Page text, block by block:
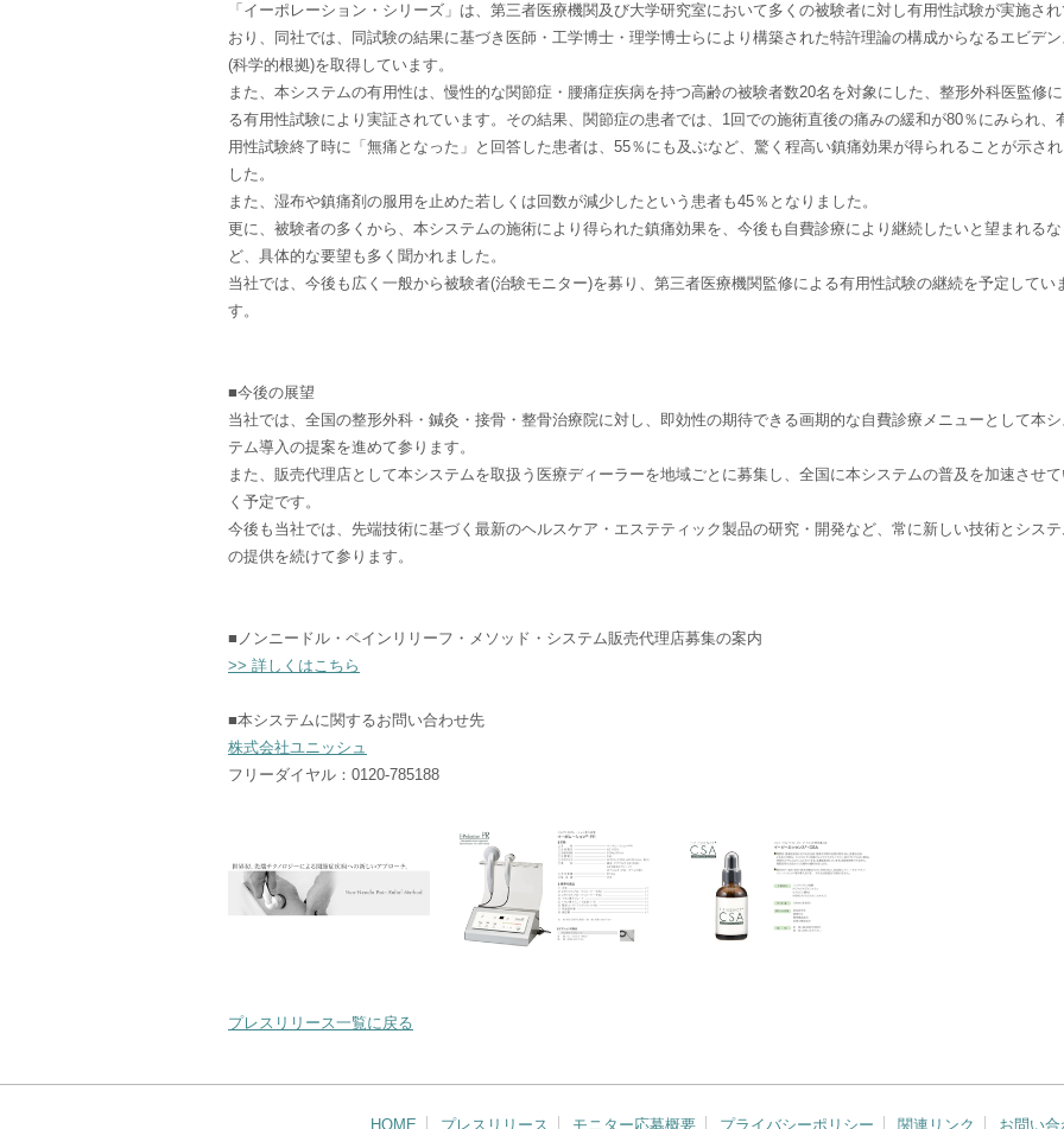
「イーポレーション・シリーズ」は、第三者医療機関及び大学研究室において多くの被験者に対し有用性試験が実施され
おり、同社では、同試験の結果に基づき医師・工学博士・理学博士らにより構築された特許理論の構成からなるエビデン
(科学的根拠)を取得しています。
また、本システムの有用性は、慢性的な関節症・腰痛症疾病を持つ高齢の被験者数20名を対象にした、整形外科医監修に
る有用性試験により実証されています。その結果、関節症の患者では、1回での施術直後の痛みの緩和が80％にみられ、
用性試験終了時に「無痛となった」と回答した患者は、55％にも及ぶなど、驚く程高い鎮痛効果が得られることが示され
した。
また、湿布や鎮痛剤の服用を止めた若しくは回数が減少したという患者も45％となりました。
更に、被験者の多くから、本システムの施術により得られた鎮痛効果を、今後も自費診療により継続したいと望まれるな
ど、具体的な要望も多く聞かれました。
当社では、今後も広く一般から被験者(治験モニター)を募り、第三者医療機関監修による有用性試験の継続を予定してい
す。
■今後の展望
当社では、全国の整形外科・鍼灸・接骨・整骨治療院に対し、即効性の期待できる画期的な自費診療メニューとして本シ
テム導入の提案を進めて参ります。
また、販売代理店として本システムを取扱う医療ディーラーを地域ごとに募集し、全国に本システムの普及を加速させ
く予定です。
今後も当社では、先端技術に基づく最新のヘルスケア・エステティック製品の研究・開発など、常に新しい技術とシステ
の提供を続けて参ります。
■ノンニードル・ペインリリーフ・メソッド・システム販売代理店募集の案内
>> 詳しくはこちら
■本システムに関するお問い合わせ先
株式会社ユニッシュ
フリーダイヤル：0120-785188
プレスリリース一覧に戻る
HOME プレスリリース モニター応募概要 プライバシーポリシー 関連リンク お問い合